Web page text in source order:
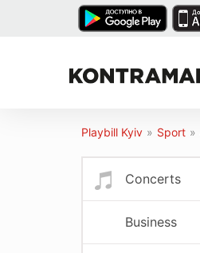
Playbill Kyiv » Sport »
Concerts
Business